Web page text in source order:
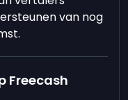
van nog
Freecash